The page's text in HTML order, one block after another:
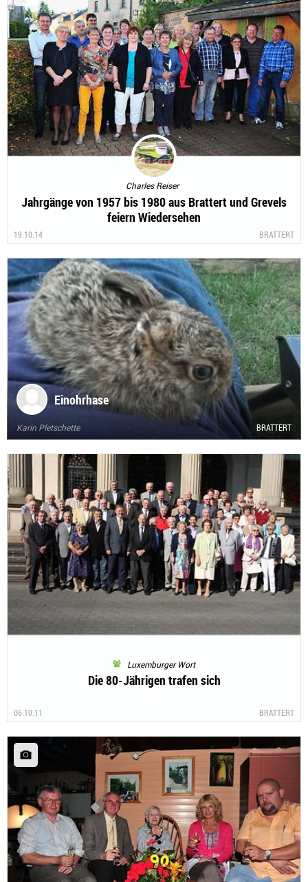
Charles Reiser
Jahrgänge von 1957 bis 1980 aus Brattert und Grevels
feiern Wiedersehen
19.10.14 BRATTERT
Einohrhase
Karin Pletschette BRATTERT
Luxemburger Wort
Die 80-Jährigen trafen sich
06.10.11 BRATTERT